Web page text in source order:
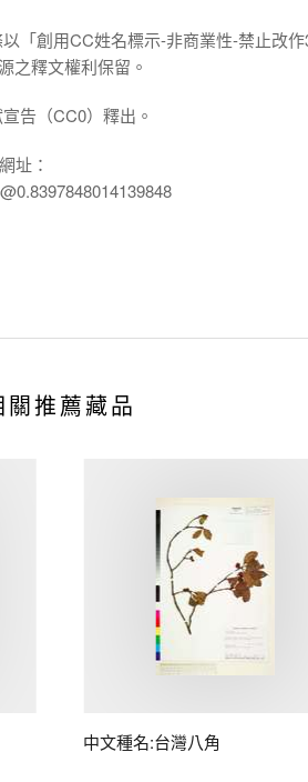
「創用CC姓名標示-非商業性-禁止改
之釋文權利保留。
告（CC0）釋出。
址：
關推薦藏品
中文種名:台灣八角